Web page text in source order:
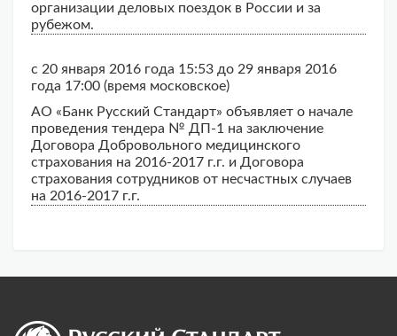
организации деловых поездок в России и за
рубежом.
с 20 января 2016 года 15:53 до 29 января 2016
года 17:00 (время московское)
АО «Банк Русский Стандарт» объявляет о начале
проведения тендера № ДП-1 на заключение
Договора Добровольного медицинского
страхования на 2016-2017 г.г. и Договора
страхования сотрудников от несчастных случаев
на 2016-2017 г.г.